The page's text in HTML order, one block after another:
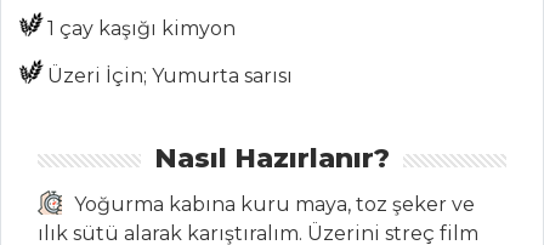
Tarifleri
Somon
1 çay kaşığı kimyon
Üzeri İçin; Yumurta sarısı
Nasıl Hazırlanır?
Yoğurma kabına kuru maya, toz şeker ve
ılık sütü alarak karıştıralım. Üzerini streç film